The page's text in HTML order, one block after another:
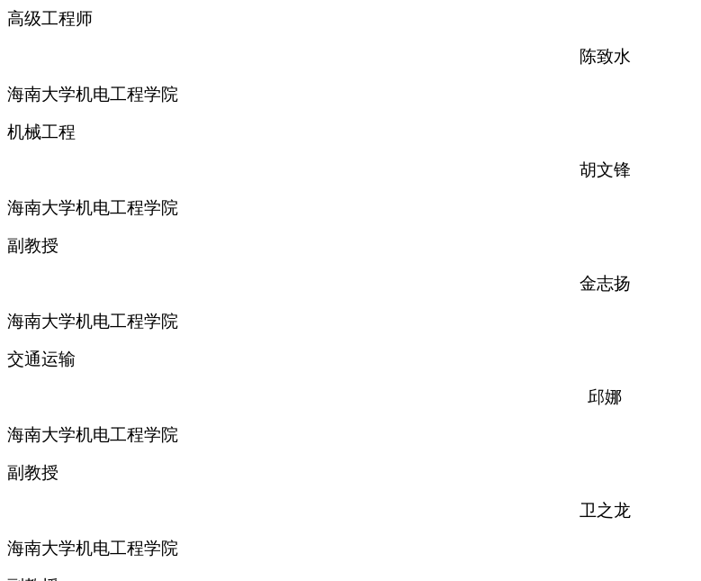
高级工程师
陈致水
海南大学机电工程学院
机械工程
胡文锋
海南大学机电工程学院
副教授
金志扬
海南大学机电工程学院
交通运输
邱娜
海南大学机电工程学院
副教授
卫之龙
海南大学机电工程学院